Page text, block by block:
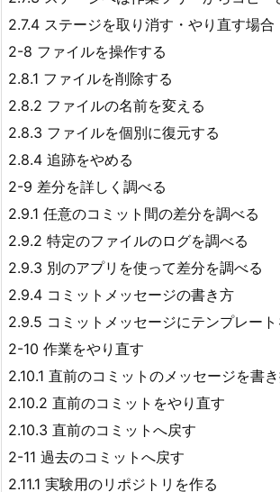
2.7.4 ステージを取り消す・やり直す場合
2-8 ファイルを操作する
2.8.1 ファイルを削除する
2.8.2 ファイルの名前を変える
2.8.3 ファイルを個別に復元する
2.8.4 追跡をやめる
2-9 差分を詳しく調べる
2.9.1 任意のコミット間の差分を調べる
2.9.2 特定のファイルのログを調べる
2.9.3 別のアプリを使って差分を調べる
2.9.4 コミットメッセージの書き方
2.9.5 コミットメッセージにテンプレー
2-10 作業をやり直す
2.10.1 直前のコミットのメッセージを書
2.10.2 直前のコミットをやり直す
2.10.3 直前のコミットへ戻す
2-11 過去のコミットへ戻す
2.11.1 実験用のリポジトリを作る